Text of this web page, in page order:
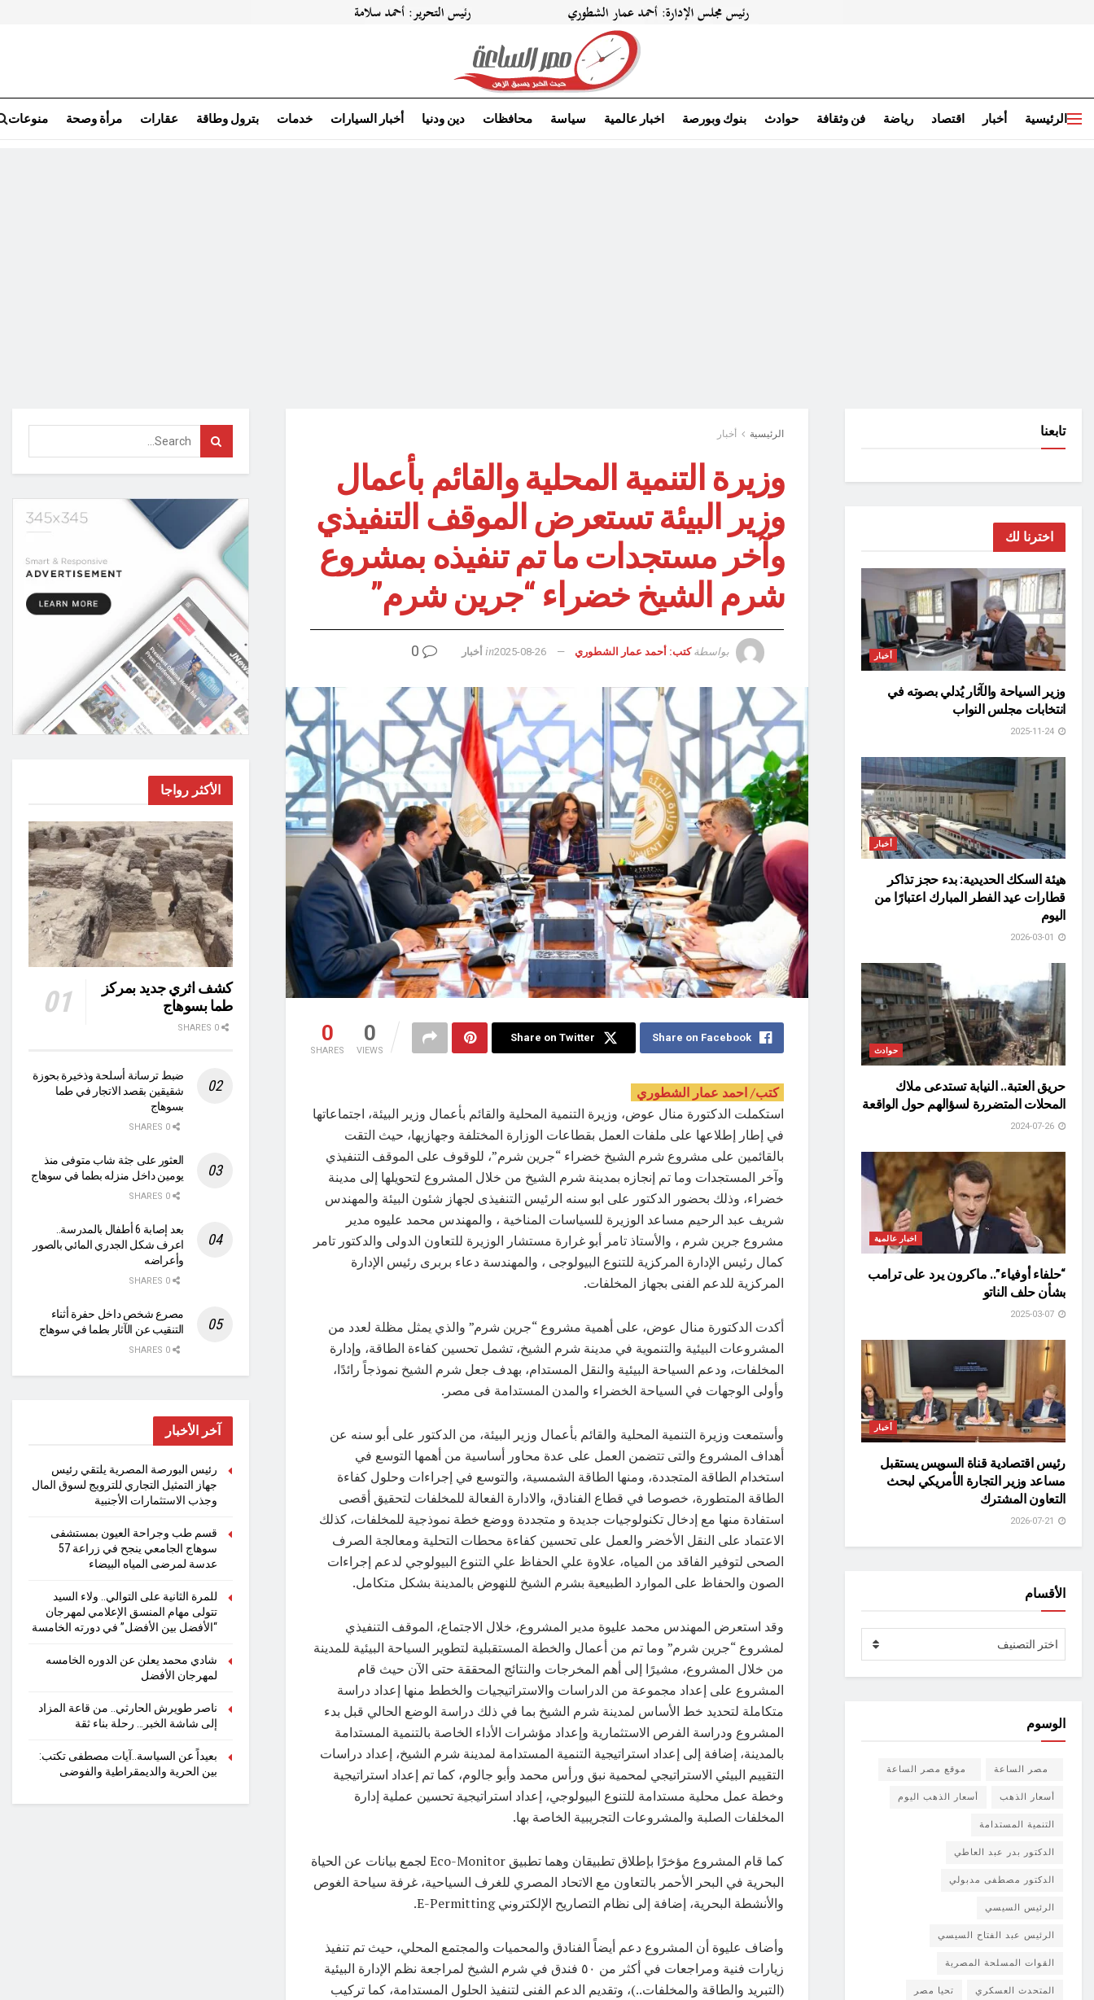
الرئيسية أخبار اقتصاد رياضة فن وثقافة حوادث بنوك وبورصة اخبار عالمية سياسة محافظات دين ودنيا أخبار السيارات خدمات بترول وطاقة عقارات مرأة وصحة منوعات
الرئيسية أخبار
وزيرة التنمية المحلية والقائم بأعمال
وزير البيئة تستعرض الموقف التنفيذي
وآخر مستجدات ما تم تنفيذه بمشروع
شرم الشيخ خضراء “جرين شرم”
بواسطة كتب: أحمد عمار الشطوري 2025-08-26
in أخبار
0
SHARES
0
VIEWS
Share on Facebook
Share on Twitter
كتب/ احمد عمار الشطوري
استكملت الدكتورة منال عوض، وزيرة التنمية المحلية والقائم بأعمال وزير البيئة، اجتماعاتها
في إطار إطلاعها على ملفات العمل بقطاعات الوزارة المختلفة وجهازيها، حيث التقت
بالقائمين على مشروع شرم الشيخ خضراء “جرين شرم”، للوقوف على الموقف التنفيذي
وآخر المستجدات وما تم إنجازه بمدينة شرم الشيخ من خلال المشروع لتحويلها إلى مدينة
خضراء، وذلك بحضور الدكتور على ابو سنه الرئيس التنفيذى لجهاز شئون البيئة والمهندس
شريف عبد الرحيم مساعد الوزيرة للسياسات المناخية ، والمهندس محمد عليوه مدير
مشروع جرين شرم ، والأستاذ تامر أبو غرارة مستشار الوزيرة للتعاون الدولى والدكتور تامر
كمال رئيس الإدارة المركزية للتنوع البيولوجى ، والمهندسة دعاء بربرى رئيس الإدارة
المركزية للدعم الفنى بجهاز المخلفات.
أكدت الدكتورة منال عوض، على أهمية مشروع “جرين شرم” والذي يمثل مظلة لعدد من
المشروعات البيئية والتنموية في مدينة شرم الشيخ، تشمل تحسين كفاءة الطاقة، وإدارة
المخلفات، ودعم السياحة البيئية والنقل المستدام، بهدف جعل شرم الشيخ نموذجاً رائدًا،
وأولى الوجهات في السياحة الخضراء والمدن المستدامة فى مصر.
وأستمعت وزيرة التنمية المحلية والقائم بأعمال وزير البيئة، من الدكتور على أبو سنه عن
أهداف المشروع والتى تتضمن العمل على عدة محاور أساسية من أهمها التوسع في
استخدام الطاقة المتجددة، ومنها الطاقة الشمسية، والتوسع في إجراءات وحلول كفاءة
الطاقة المتطورة، خصوصا في قطاع الفنادق، والادارة الفعالة للمخلفات لتحقيق أقصى
استفادة منها مع إدخال تكنولوجيات جديدة و متجددة ووضع خطة نموذجية للمخلفات، كذلك
الاعتماد على النقل الأخضر والعمل على تحسين كفاءة محطات التحلية ومعالجة الصرف
الصحى لتوفير الفاقد من المياه، علاوة علي الحفاظ علي التنوع البيولوجي لدعم إجراءات
الصون والحفاظ على الموارد الطبيعية بشرم الشيخ للنهوض بالمدينة بشكل متكامل.
وقد استعرض المهندس محمد عليوة مدير المشروع، خلال الاجتماع، الموقف التنفيذي
لمشروع “جرين شرم” وما تم من أعمال والخطة المستقبلية لتطوير السياحة البيئية للمدينة
من خلال المشروع، مشيرًا إلى أهم المخرجات والنتائج المحققة حتى الآن حيث قام
المشروع على إعداد مجموعة من الدراسات والاستراتيجيات والخطط منها إعداد دراسة
متكاملة لتحديد خط الأساس لمدينة شرم الشيخ بما في ذلك دراسة الوضع الحالي قبل بدء
المشروع ودراسة الفرص الاستثمارية وإعداد مؤشرات الأداء الخاصة بالتنمية المستدامة
بالمدينة، إضافة إلى إعداد استراتيجية التنمية المستدامة لمدينة شرم الشيخ، إعداد دراسات
التقييم البيئي الاستراتيجي لمحمية نبق ورأس محمد وأبو جالوم، كما تم إعداد استراتيجية
وخطة عمل محلية مستدامة للتنوع البيولوجي، إعداد استراتيجية تحسين عملية إدارة
المخلفات الصلبة والمشروعات التجريبية الخاصة بها.
كما قام المشروع مؤخرًا بإطلاق تطبيقان وهما تطبيق Eco-Monitor لجمع بيانات عن الحياة
البحرية في البحر الأحمر بالتعاون مع الاتحاد المصري للغرف السياحية، غرفة سياحة الغوص
والأنشطة البحرية، إضافة إلى نظام التصاريح الإلكتروني E-Permitting.
وأضاف عليوة أن المشروع دعم أيضاً الفنادق والمحميات والمجتمع المحلي، حيث تم تنفيذ
زيارات فنية ومراجعات في أكثر من ٥٠ فندق في شرم الشيخ لمراجعة نظم الإدارة البيئية
(التبريد والطاقة والمخلفات..)، وتقديم الدعم الفنى لتنفيذ الحلول المستدامة، كما تركيب
تابعنا
اخترنا لك
أخبار
وزير السياحة والآثار يُدلي بصوته في
انتخابات مجلس النواب
أخبار
هيئة السكك الحديدية: بدء حجز تذاكر
قطارات عيد الفطر المبارك اعتبارًا من
اليوم
حوادث
حريق العتبة.. النيابة تستدعى ملاك
المحلات المتضررة لسؤالهم حول الواقعة
اخبار عالمية
“حلفاء أوفياء”.. ماكرون يرد على ترامب
بشأن حلف الناتو
أخبار
رئيس اقتصادية قناة السويس يستقبل
مساعد وزير التجارة الأمريكي لبحث
التعاون المشترك
الأقسام
اختر التصنيف
الوسوم
مصر الساعة موقع مصر الساعة
أسعار الذهب أسعار الذهب اليوم
التنمية المستدامة
الدكتور بدر عبد العاطي
الدكتور مصطفى مدبولي
الرئيس السيسي
الرئيس عبد الفتاح السيسي
القوات المسلحة المصرية
المتحدث العسكري تحيا مصر
الأكثر رواجا
كشف اثري جديد بمركز
طما بسوهاج
ضبط ترسانة أسلحة وذخيرة بحوزة
شقيقين بقصد الاتجار في طما
بسوهاج
العثور على جثة شاب متوفى منذ
يومين داخل منزله بطما في سوهاج
بعد إصابة 6 أطفال بالمدرسة..
اعرف شكل الجدري المائي بالصور
وأعراضه
مصرع شخص داخل حفرة أثناء
التنقيب عن الآثار بطما في سوهاج
آخر الأخبار
رئيس البورصة المصرية يلتقي رئيس
جهاز التمثيل التجاري للترويج لسوق المال
وجذب الاستثمارات الأجنبية
قسم طب وجراحة العيون بمستشفى
سوهاج الجامعي ينجح في زراعة 57
عدسة لمرضى المياه البيضاء
للمرة الثانية على التوالي.. ولاء السيد
تتولى مهام المنسق الإعلامي لمهرجان
“الأفضل بين الأفضل” في دورته الخامسة
شادي محمد يعلن عن الدوره الخامسه
لمهرجان الأفضل
ناصر طويرش الحارثي.. من قاعة المزاد
إلى شاشة الخبر… رحلة بناء ثقة
بعيداً عن السياسة..آيات مصطفى تكتب:
بين الحرية والديمقراطية والفوضى